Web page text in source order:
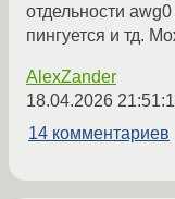
отдельности
пингуется и тд.
AlexZander
18.04.2026
14 комментариев